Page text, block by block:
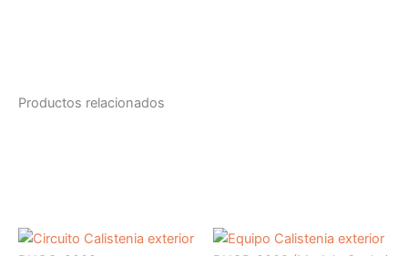
Productos relacionados